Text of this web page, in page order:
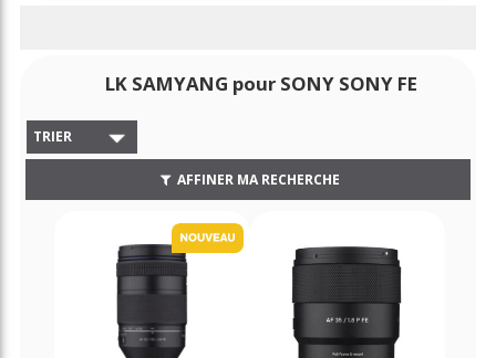
LK SAMYANG pour SONY SONY FE
TRIER
AFFINER MA RECHERCHE